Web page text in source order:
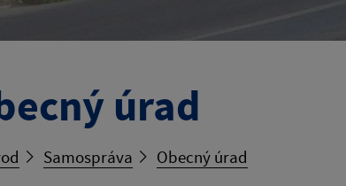
úrad
Samospráva Obecný úrad